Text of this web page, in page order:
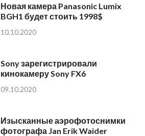
Новая камера Panasonic Lumix
BGH1 будет стоить 1998$
10.10.2020
Sony зарегистрировали
кинокамеру Sony FX6
09.10.2020
Изысканные аэрофотоснимки
фотографа Jan Erik Waider